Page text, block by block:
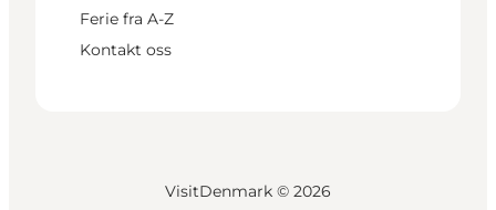
Ferie fra A-Z
Kontakt oss
VisitDenmark © 2026